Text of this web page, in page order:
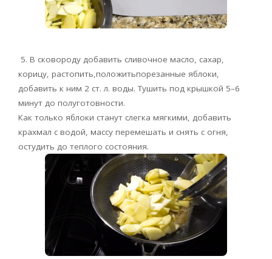
5. В сковороду добавить сливочное масло, сахар,
корицу, растопить,положитьпорезанные яблоки,
добавить к ним 2 ст. л. воды. Тушить под крышкой 5–6
минут до полуготовности.
Как только яблоки станут слегка мягкими, добавить
крахмал с водой, массу перемешать и снять с огня,
остудить до теплого состояния.